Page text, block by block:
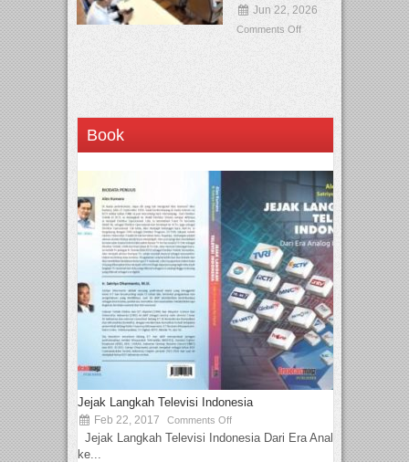
Jun 22, 2026
Comments Off
Book
Jejak Langkah Televisi Indonesia
Feb 22, 2017 Comments Off
Jejak Langkah Televisi Indonesia Dari Era Analog
ke...